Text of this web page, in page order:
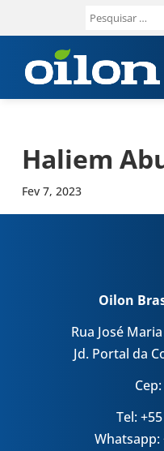
Pesquisar
Haliem
Fev 7, 2023
Oilon
Rua José
Jd. Portal da
Tel:
Whatsapp: